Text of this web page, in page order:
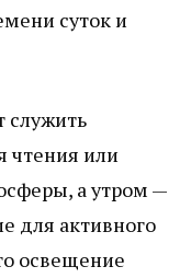
суток и
служить
чтения или
а утром —
для активного
освещение